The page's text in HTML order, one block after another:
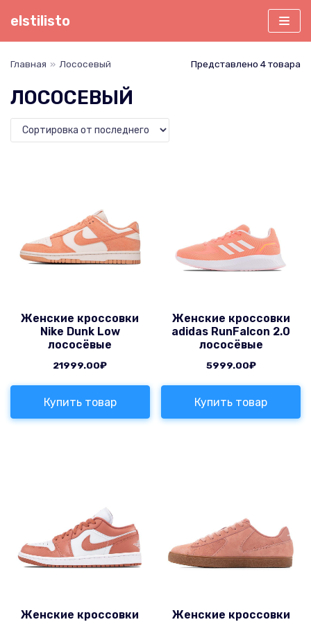
Перейти
elstilisto
Главная » Лососевый Представлено 4 товара
ЛОСОСЕВЫЙ
Женские кроссовки
Nike Dunk Low
лососёвые
21999.00₽
Купить товар
Женские кроссовки
adidas RunFalcon 2.0
лососёвые
5999.00₽
Купить товар
Женские кроссовки
Женские кроссовки